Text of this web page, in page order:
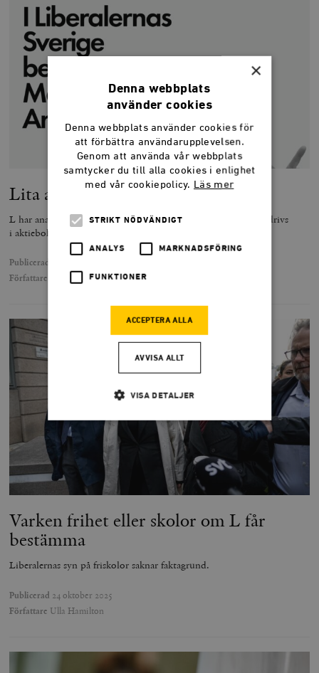
Lita aldrig på en folkpartist?
L har anammat ett socialdemokratiskt synsätt på skolor som drivs
i aktiebolagsform.
Publicerad
Författare Daniel Åkerman
Varken frihet eller skolor om L får
bestämma
Liberalernas syn på friskolor saknar faktagrund.
Publicerad 24 oktober 2025
Författare Ulla Hamilton
×
Denna webbplats
använder cookies
Denna webbplats använder cookies för
att förbättra användarupplevelsen.
Genom att använda vår webbplats
samtycker du till alla cookies i enlighet
med vår cookiepolicy. Läs mer
STRIKT NÖDVÄNDIGT
ANALYS MARKNADSFÖRING
FUNKTIONER
ACCEPTERA ALLA
AVVISA ALLT
VISA DETALJER
Strikt nödvändigt
Marknadsföring Funktioner
Strikt nödvändiga kakor tillåter
och kontohantering. Webbplatsen kan inte användas
_hjFirstSeen
Hotjar Ltd